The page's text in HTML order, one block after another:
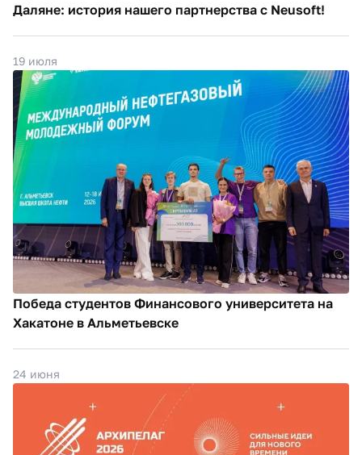
Даляне: история нашего партнерства с Neusoft!
19 июля
Победа студентов Финансового университета на
Хакатоне в Альметьевске
24 июня